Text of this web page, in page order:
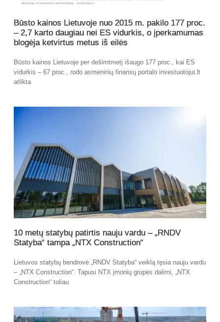
Būsto kainos Lietuvoje nuo 2015 m. pakilo 177 proc.
– 2,7 karto daugiau nei ES vidurkis, o įperkamumas
blogėja ketvirtus metus iš eilės
Būsto kainos Lietuvoje per dešimtmetį išaugo 177 proc., kai ES
vidurkis – 67 proc., rodo asmeninių finansų portalo investuotojui.lt
atlikta
10 metų statybų patirtis nauju vardu – „RNDV
Statyba“ tampa „NTX Construction“
Lietuvos statybų bendrovė „RNDV Statyba“ veiklą tęsia nauju vardu
– „NTX Construction“. Tapusi NTX įmonių grupės dalimi, „NTX
Construction“ toliau